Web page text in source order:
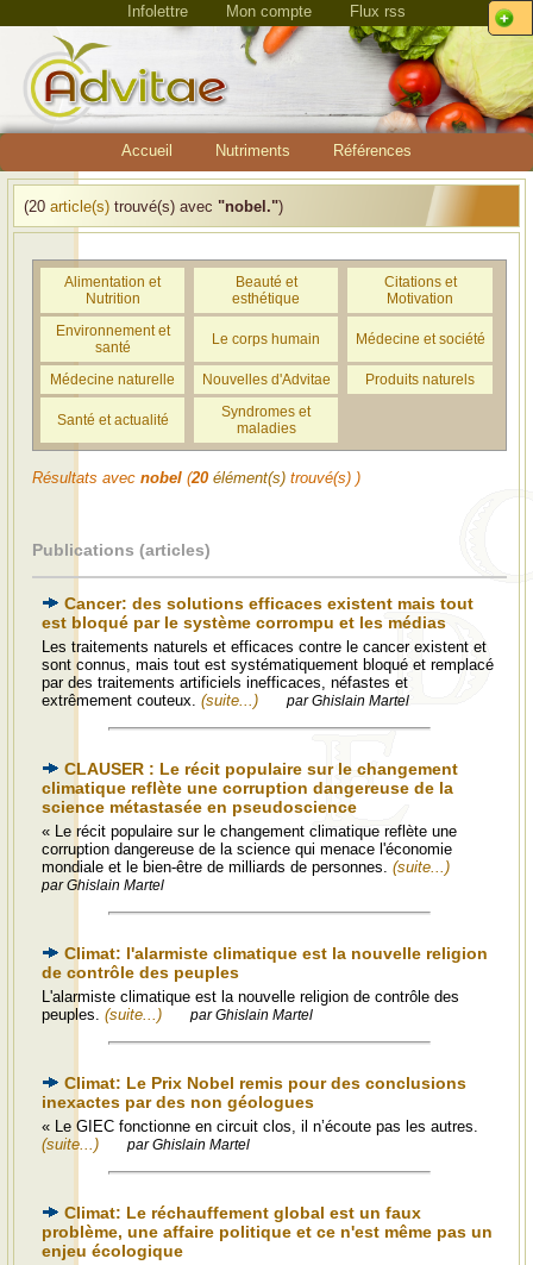
Infolettre Mon compte Flux rss
Accueil Nutriments Références
(20 article(s) trouvé(s) avec "nobel.")
Alimentation et
Nutrition
Beauté et
esthétique
Citations et
Motivation
Environnement et
santé
Le corps humain Médecine et société
Médecine naturelle Nouvelles d'Advitae Produits naturels
Santé et actualité
Syndromes et
maladies
Résultats avec nobel (20 élément(s) trouvé(s) )
Publications (articles)
Cancer: des solutions efficaces existent mais tout
est bloqué par le système corrompu et les médias
Les traitements naturels et efficaces contre le cancer existent et
sont connus, mais tout est systématiquement bloqué et remplacé
par des traitements artificiels inefficaces, néfastes et
extrêmement couteux. (suite...) par Ghislain Martel
CLAUSER : Le récit populaire sur le changement
climatique reflète une corruption dangereuse de la
science métastasée en pseudoscience
« Le récit populaire sur le changement climatique reflète une
corruption dangereuse de la science qui menace l'économie
mondiale et le bien-être de milliards de personnes. (suite...)
par Ghislain Martel
Climat: l'alarmiste climatique est la nouvelle religion
de contrôle des peuples
L'alarmiste climatique est la nouvelle religion de contrôle des
peuples. (suite...) par Ghislain Martel
Climat: Le Prix Nobel remis pour des conclusions
inexactes par des non géologues
« Le GIEC fonctionne en circuit clos, il n’écoute pas les autres.
(suite...)
par Ghislain Martel
Climat: Le réchauffement global est un faux
problème, une affaire politique et ce n'est même pas un
enjeu écologique